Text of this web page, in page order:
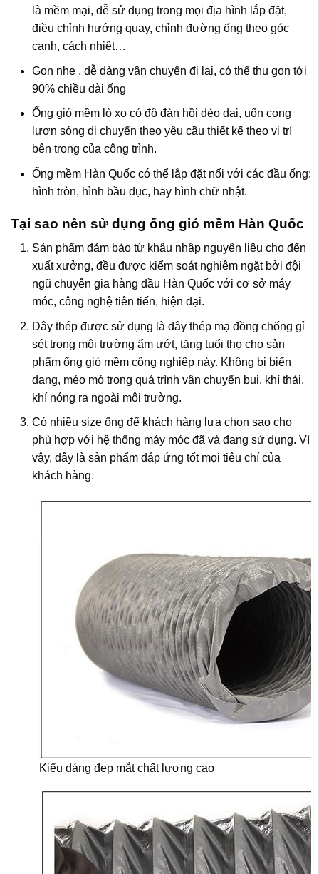
là mềm mại, dễ sử dụng trong mọi địa hình lắp đặt,
điều chỉnh hướng quay, chỉnh đường ống theo góc
cạnh, cách nhiệt…
Gọn nhẹ , dễ dàng vận chuyển đi lại, có thể thu gọn tới
90% chiều dài ống
Ống gió mềm lò xo có độ đàn hồi dẻo dai, uốn cong
lượn sóng di chuyển theo yêu cầu thiết kế theo vị trí
bên trong của công trình.
Ống mềm Hàn Quốc có thể lắp đặt nối với các đầu ống:
hình tròn, hình bầu dục, hay hình chữ nhật.
Tại sao nên sử dụng ống gió mềm Hàn Quốc
Sản phẩm đảm bảo từ khâu nhập nguyên liệu cho đến
xuất xưởng, đều được kiểm soát nghiêm ngặt bởi đội
ngũ chuyên gia hàng đầu Hàn Quốc với cơ sở máy
móc, công nghệ tiên tiến, hiện đại.
Dây thép được sử dụng là dây thép mạ đồng chống gỉ
sét trong môi trường ẩm ướt, tăng tuổi thọ cho sản
phẩm ống gió mềm công nghiệp này. Không bị biến
dạng, méo mó trong quá trình vận chuyển bụi, khí thải,
khí nóng ra ngoài môi trường.
Có nhiều size ống để khách hàng lựa chọn sao cho
phù hợp với hệ thống máy móc đã và đang sử dụng. Vì
vậy, đây là sản phẩm đáp ứng tốt mọi tiêu chí của
khách hàng.
Kiểu dáng đẹp mắt chất lượng cao